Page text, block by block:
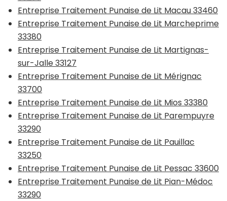
Entreprise Traitement Punaise de Lit Macau 33460
Entreprise Traitement Punaise de Lit Marcheprime
33380
Entreprise Traitement Punaise de Lit Martignas-
sur-Jalle 33127
Entreprise Traitement Punaise de Lit Mérignac
33700
Entreprise Traitement Punaise de Lit Mios 33380
Entreprise Traitement Punaise de Lit Parempuyre
33290
Entreprise Traitement Punaise de Lit Pauillac
33250
Entreprise Traitement Punaise de Lit Pessac 33600
Entreprise Traitement Punaise de Lit Pian-Médoc
33290